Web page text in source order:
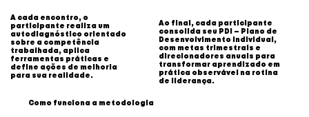
A cada encontro, o
participante realiza um
autodiagnóstico orientado
sobre a competência
trabalhada, aplica
ferramentas práticas e
define ações de melhoria
para sua realidade.
Ao final, cada participante
consolida seu PDI — Plano de
Desenvolvimento Individual,
com metas trimestrais e
direcionadores anuais para
transformar aprendizado em
prática observável na rotina
de liderança.
Como funciona a metodologia